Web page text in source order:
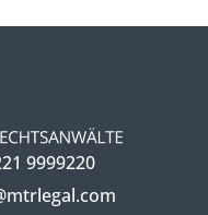
9999220